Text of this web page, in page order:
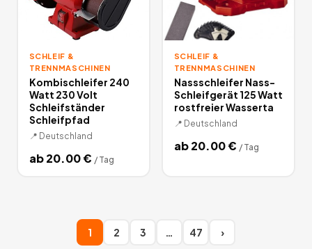
SCHLEIF &
TRENNMASCHINEN
Kombischleifer 240
Watt 230 Volt
Schleifständer
Schleifpfad
📍 Deutschland
ab20.00€ / Tag
SCHLEIF &
TRENNMASCHINEN
Nassschleifer Nass-
Schleifgerät 125 Watt
rostfreier Wasserta
📍 Deutschland
ab20.00€ / Tag
1 2 3 … 47 ›